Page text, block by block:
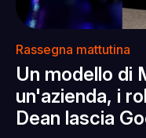
Rassegna mattutina
Un modello di
un'azienda, i
Dean lascia